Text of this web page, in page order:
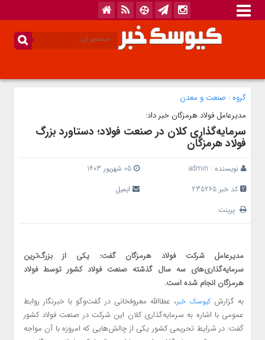
گروه : صنعت و معدن
مدیرعامل فولاد هرمزگان خبر داد:
سرمایه‌گذاری کلان در صنعت فولاد؛ دستاورد بزرگ
فولاد هرمزگان
نویسنده : admin
05 شهریور 1403
کد خبر 235265
ایمیل
پرینت
مدیرعامل شرکت فولاد هرمزگان گفت: یکی از بزرگ‌ترین
سرمایه‌گذاری‌های سه سال گذشته صنعت فولاد کشور توسط فولاد
هرمزگان انجام شده است.
به گزارش کیوسک خبر، عطاالله معروفخانی در گفت‌وگو با خبرنگار روابط
عمومی با اشاره به سرمایه‌گذاری کلان این شرکت در صنعت فولاد کشور
گفت: در شرایط تحریمی کشور یکی از چالش‌هایی که امروزه با آن مواجه